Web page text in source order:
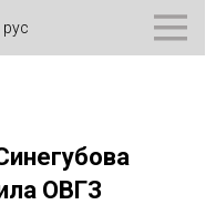
рус
ОВГЗ